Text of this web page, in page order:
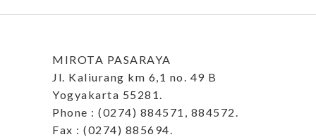
MIROTA PASARAYA
Jl. Kaliurang km 6,1 no. 49 B
Yogyakarta 55281.
Phone : (0274) 884571, 884572.
Fax : (0274) 885694.